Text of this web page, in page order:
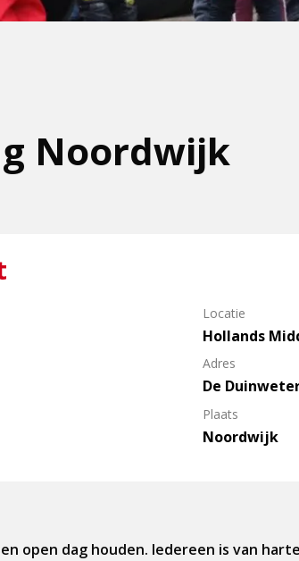
Noordwijk
Locatie
Hollands
Adres
De
Plaats
Noordwijk
open dag houden. Iedereen is van